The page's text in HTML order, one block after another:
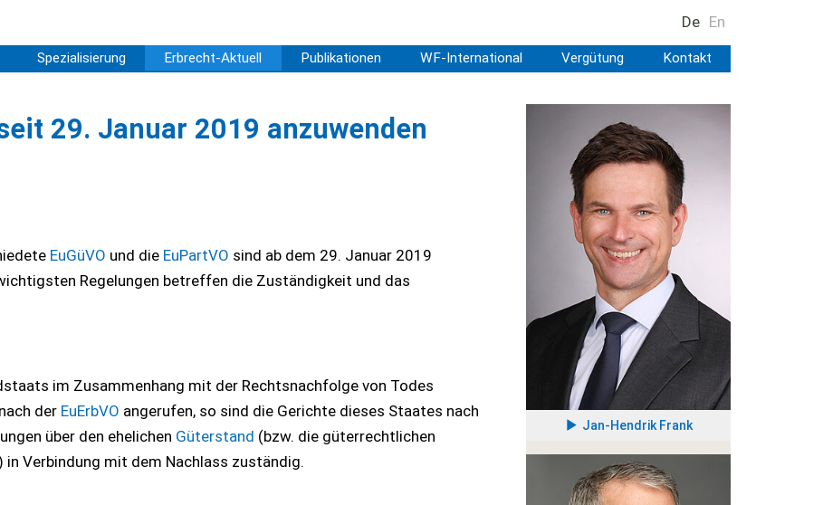
De En
Spezialisierung Erbrecht-Aktuell Publikationen WF-International Vergütung Kontakt
29. Januar 2019 anzuwenden
EuGüVO und die EuPartVO sind ab dem 29. Januar 2019
Regelungen betreffen die Zuständigkeit und das
im Zusammenhang mit der Rechtsnachfolge von Todes
der EuErbVO angerufen, so sind die Gerichte dieses Staates nach
über den ehelichen Güterstand (bzw. die güterrechtlichen
Verbindung mit dem Nachlass zuständig.
Jan-Hendrik Frank